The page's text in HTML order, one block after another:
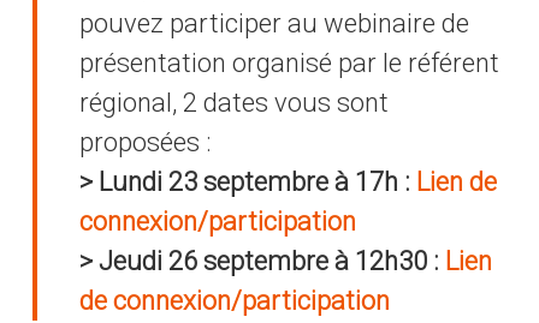
pouvez participer au webinaire de
présentation organisé par le référent
régional, 2 dates vous sont
proposées :
> Lundi 23 septembre à 17h : Lien de
connexion/participation
> Jeudi 26 septembre à 12h30 : Lien
de connexion/participation